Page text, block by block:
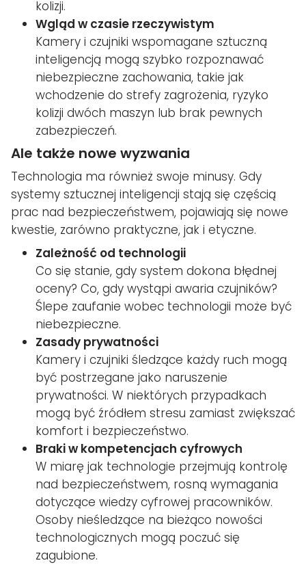
kolizji.
Wgląd w czasie rzeczywistym
Kamery i czujniki wspomagane sztuczną
inteligencją mogą szybko rozpoznawać
niebezpieczne zachowania, takie jak
wchodzenie do strefy zagrożenia, ryzyko
kolizji dwóch maszyn lub brak pewnych
zabezpieczeń.
Ale także nowe wyzwania
Technologia ma również swoje minusy. Gdy
systemy sztucznej inteligencji stają się częścią
prac nad bezpieczeństwem, pojawiają się nowe
kwestie, zarówno praktyczne, jak i etyczne.
Zależność od technologii
Co się stanie, gdy system dokona błędnej
oceny? Co, gdy wystąpi awaria czujników?
Ślepe zaufanie wobec technologii może być
niebezpieczne.
Zasady prywatności
Kamery i czujniki śledzące każdy ruch mogą
być postrzegane jako naruszenie
prywatności. W niektórych przypadkach
mogą być źródłem stresu zamiast zwiększać
komfort i bezpieczeństwo.
Braki w kompetencjach cyfrowych
W miarę jak technologie przejmują kontrolę
nad bezpieczeństwem, rosną wymagania
dotyczące wiedzy cyfrowej pracowników.
Osoby nieśledzące na bieżąco nowości
technologicznych mogą poczuć się
zagubione.